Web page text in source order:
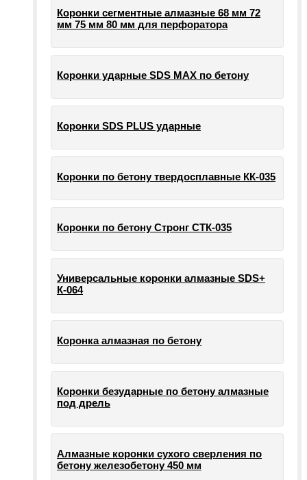
Коронки сегментные алмазные 68 мм 72
мм 75 мм 80 мм для перфоратора
Коронки ударные SDS MAX по бетону
Коронки SDS PLUS ударные
Коронки по бетону твердосплавные КК-035
Коронки по бетону Стронг СТК-035
Универсальные коронки алмазные SDS+
К-064
Коронка алмазная по бетону
Коронки безударные по бетону алмазные
под дрель
Алмазные коронки сухого сверления по
бетону железобетону 450 мм